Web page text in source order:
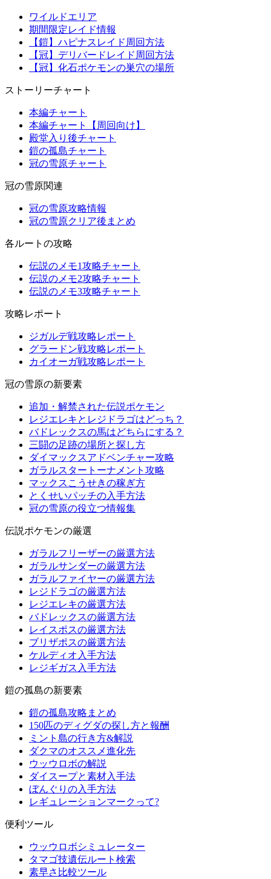
ワイルドエリア
期間限定レイド情報
【鎧】ハピナスレイド周回方法
【冠】デリバードレイド周回方法
【冠】化石ポケモンの巣穴の場所
ストーリーチャート
本編チャート
本編チャート【周回向け】
殿堂入り後チャート
鎧の孤島チャート
冠の雪原チャート
冠の雪原関連
冠の雪原攻略情報
冠の雪原クリア後まとめ
各ルートの攻略
伝説のメモ1攻略チャート
伝説のメモ2攻略チャート
伝説のメモ3攻略チャート
攻略レポート
ジガルデ戦攻略レポート
グラードン戦攻略レポート
カイオーガ戦攻略レポート
冠の雪原の新要素
追加・解禁された伝説ポケモン
レジエレキとレジドラゴはどっち？
バドレックスの馬はどちらにする？
三闘の足跡の場所と探し方
ダイマックスアドベンチャー攻略
ガラルスタートーナメント攻略
マックスこうせきの稼ぎ方
とくせいパッチの入手方法
冠の雪原の役立つ情報集
伝説ポケモンの厳選
ガラルフリーザーの厳選方法
ガラルサンダーの厳選方法
ガラルファイヤーの厳選方法
レジドラゴの厳選方法
レジエレキの厳選方法
バドレックスの厳選方法
レイスポスの厳選方法
ブリザポスの厳選方法
ケルディオ入手方法
レジギガス入手方法
鎧の孤島の新要素
鎧の孤島攻略まとめ
150匹のディグダの探し方と報酬
ミント島の行き方&解説
ダクマのオススメ進化先
ウッウロボの解説
ダイスープと素材入手法
ぼんぐりの入手方法
レギュレーションマークって?
便利ツール
ウッウロボシミュレーター
タマゴ技遺伝ルート検索
素早さ比較ツール